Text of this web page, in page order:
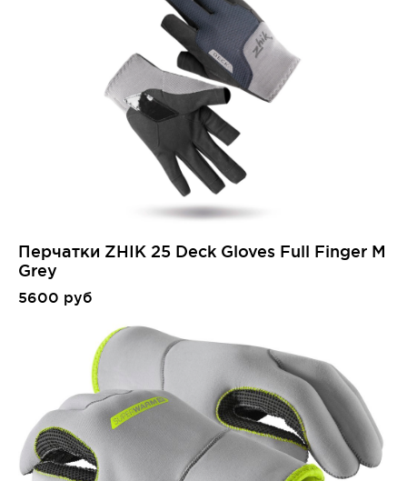
Перчатки ZHIK 25 Deck Gloves Full Finger M
Grey
5600 руб